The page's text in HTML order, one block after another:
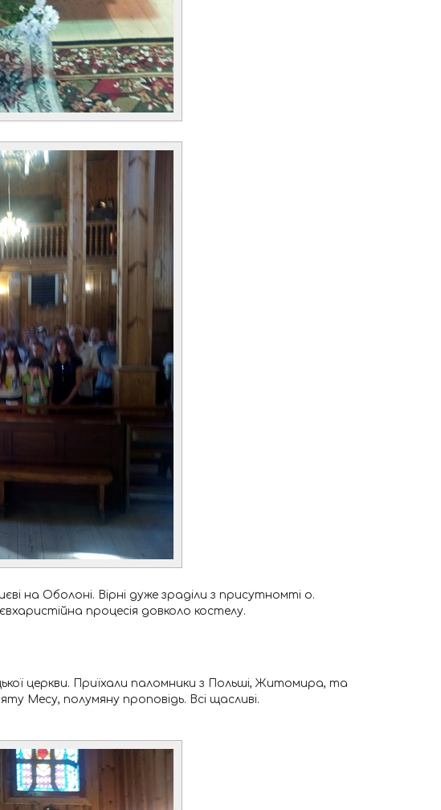
на Оболоні. Вірні дуже зраділи з присутномті о.
процесія довколо костелу.
церкви. Приїхали паломники з Польші, Житомира, та
Месу, полумяну проповідь. Всі щасливі.